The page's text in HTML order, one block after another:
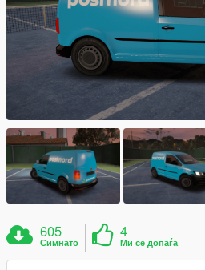
605
Симнато
4
Ми се допаѓа